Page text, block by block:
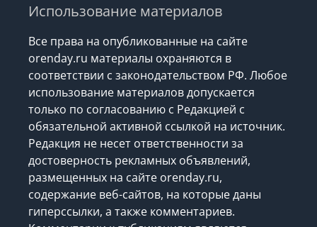
Использование материалов
Все права на опубликованные на сайте
orenday.ru материалы охраняются в
соответствии с законодательством РФ. Любое
использование материалов допускается
только по согласованию с Редакцией с
обязательной активной ссылкой на источник.
Редакция не несет ответственности за
достоверность рекламных объявлений,
размещенных на сайте orenday.ru,
содержание веб-сайтов, на которые даны
гиперссылки, а также комментариев.